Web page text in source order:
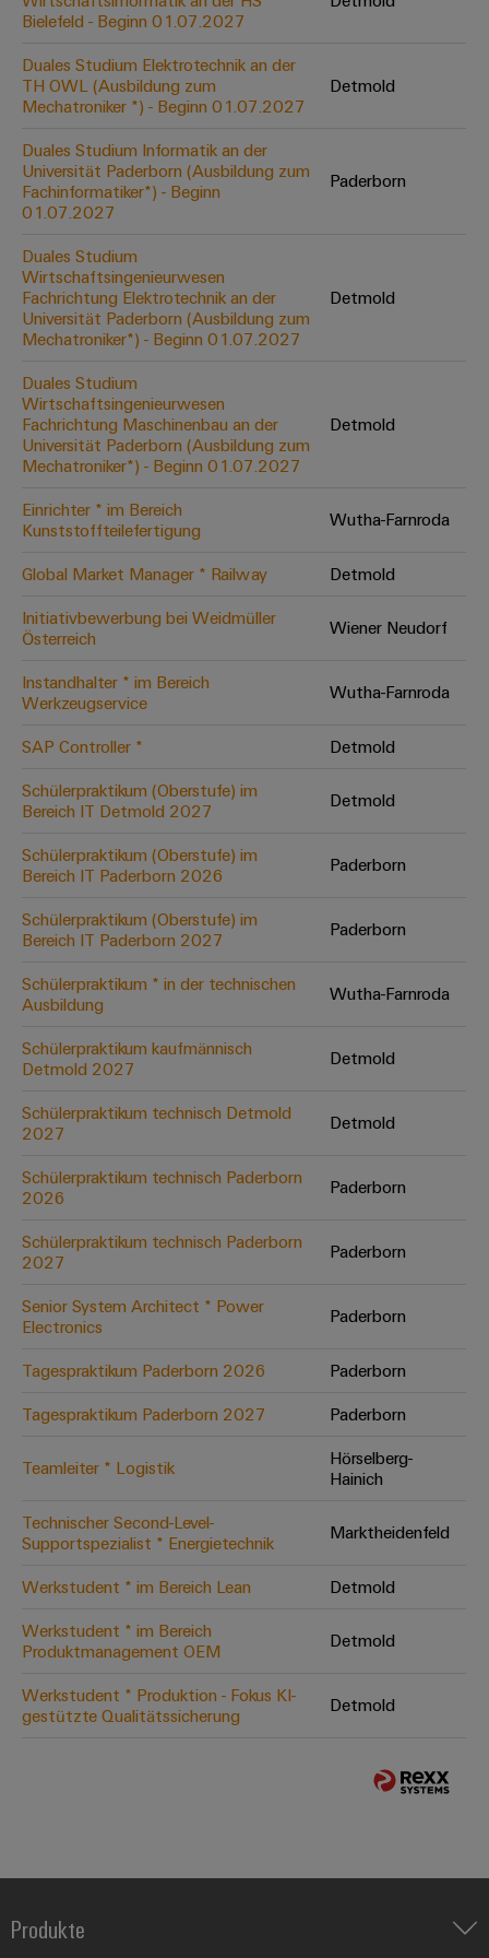
Abwasseraufbereitung
für
die
Wasser-
Abwasserindustrie
Wasserstoff
Wasserstoff
Schlüsseltechnologie
für
die
Energiewende
Effizienter
Betrieb
von
Windparks
Werkzeuge
Automaten
Software
Markierer
Industriedrucker
Cabinet
Infrastructure
Assemblierungsservice
Bestückte
Klemmenleisten
Modifizierte
und
bestückte
Kundenspezifische
Kabelkonfektionierung
Praxisnahe
Unsere Neuheiten
im Bereich
Digital
auf einem
neuen Niveau
unkompliziert,
Bielefeld - Beginn 01.07.2027
Duales Studium Elektrotechnik an der
TH OWL (Ausbildung zum
Mechatroniker *) - Beginn 01.07.2027
Detmold
Duales Studium Informatik an der
Universität Paderborn (Ausbildung zum
Fachinformatiker*) - Beginn
01.07.2027
Paderborn
Duales Studium
Wirtschaftsingenieurwesen
Fachrichtung Elektrotechnik an der
Universität Paderborn (Ausbildung zum
Mechatroniker*) - Beginn 01.07.2027
Detmold
Duales Studium
Wirtschaftsingenieurwesen
Fachrichtung Maschinenbau an der
Universität Paderborn (Ausbildung zum
Mechatroniker*) - Beginn 01.07.2027
Detmold
Einrichter * im Bereich
Kunststoffteilefertigung
Wutha-Farnroda
Global Market Manager * Railway
Detmold
Initiativbewerbung bei Weidmüller
Österreich
Wiener Neudorf
Instandhalter * im Bereich
Werkzeugservice
Wutha-Farnroda
SAP Controller *
Detmold
Schülerpraktikum (Oberstufe) im
Bereich IT Detmold 2027
Detmold
Schülerpraktikum (Oberstufe) im
Bereich IT Paderborn 2026
Paderborn
Schülerpraktikum (Oberstufe) im
Bereich IT Paderborn 2027
Paderborn
Schülerpraktikum * in der technischen
Ausbildung
Wutha-Farnroda
Schülerpraktikum kaufmännisch
Detmold 2027
Detmold
Schülerpraktikum technisch Detmold
2027
Detmold
Schülerpraktikum technisch Paderborn
2026
Paderborn
Schülerpraktikum technisch Paderborn
2027
Paderborn
Senior System Architect * Power
Electronics
Paderborn
Tagespraktikum Paderborn 2026
Paderborn
Tagespraktikum Paderborn 2027
Paderborn
Teamleiter * Logistik
Hörselberg-
Hainich
Technischer Second-Level-
Supportspezialist * Energietechnik
Marktheidenfeld
Werkstudent * im Bereich Lean
Detmold
Werkstudent * im Bereich
Produktmanagement OEM
Detmold
Werkstudent * Produktion - Fokus KI-
gestützte Qualitätssicherung
Detmold
Produkte